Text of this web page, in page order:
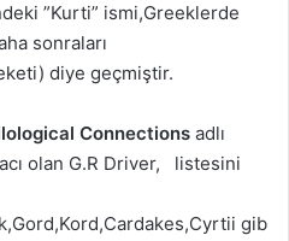
”Kurti” ismi,Greeklerde
sonraları
diye geçmiştir.
Connections adlı
olan G.R Driver, listesini
gib